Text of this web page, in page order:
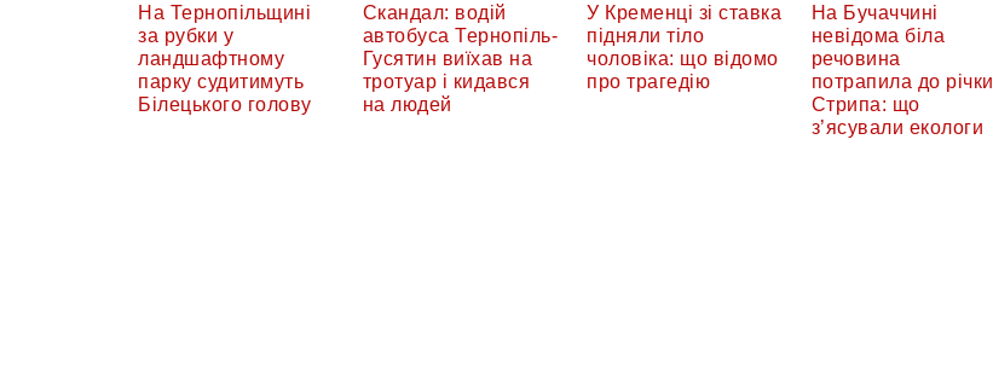
На Тернопільщині
за рубки у
ландшафтному
парку судитимуть
Білецького голову
Скандал: водій
автобуса Тернопіль-
Гусятин виїхав на
тротуар і кидався
на людей
У Кременці зі ставка
підняли тіло
чоловіка: що відомо
про трагедію
На Бучаччині
невідома біла
речовина
потрапила до річки
Стрипа: що
з’ясували екологи